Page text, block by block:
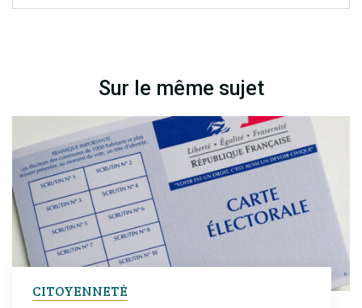
Sur le même sujet
CITOYENNETÉ